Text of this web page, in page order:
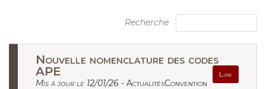
Recherche
Nouvelle nomenclature des codes
APE
Lire
Mis à jour le 12/01/26 - ActualitésConvention